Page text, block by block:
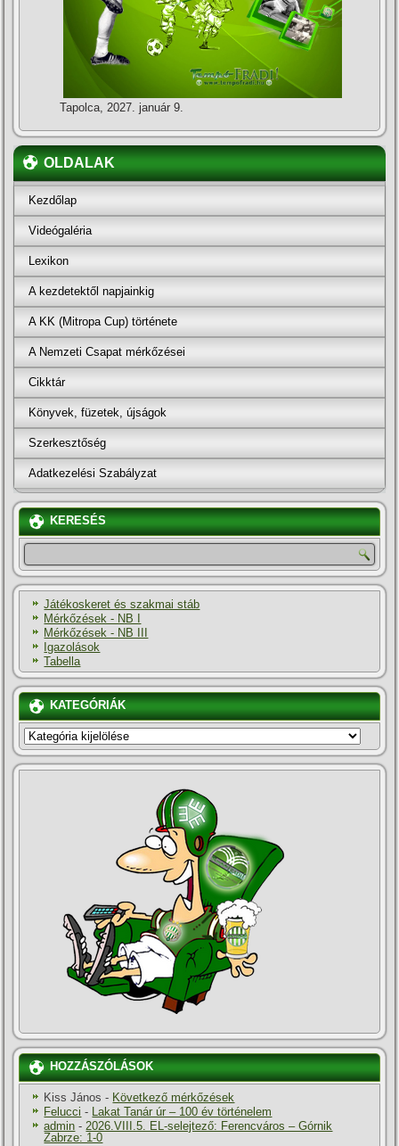
Tapolca, 2027. január 9.
OLDALAK
Kezdőlap
Videógaléria
Lexikon
A kezdetektől napjainkig
A KK (Mitropa Cup) története
A Nemzeti Csapat mérkőzései
Cikktár
Könyvek, füzetek, újságok
Szerkesztőség
Adatkezelési Szabályzat
KERESÉS
Játékoskeret és szakmai stáb
Mérkőzések - NB I
Mérkőzések - NB III
Igazolások
Tabella
KATEGÓRIÁK
KATEGÓRIÁK
HOZZÁSZÓLÁSOK
Kiss János - Következő mérkőzések
Felucci -
Lakat Tanár úr – 100 év történelem
admin - 2026.VIII.5. EL-selejtező: Ferencváros – Górnik
Zabrze: 1-0